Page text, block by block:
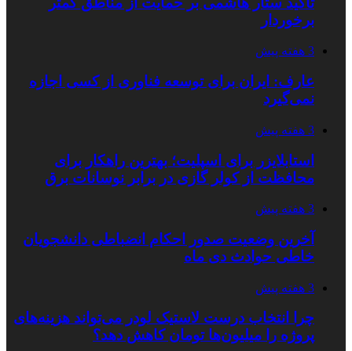
برخوردار
3 هفته پیش
عارف: ایران برای توسعه فناوری از کسی اجازه
نمی‌گیرد
3 هفته پیش
استابلایزر برای اسپلیت؛ بهترین راهکار برای
محافظت از کولر گازی در برابر نوسانات برق
3 هفته پیش
آخرین وضعیت صدور احکام انضباطی دانشجویان
خاطی حوادث دی ماه
3 هفته پیش
چرا انتخاب درست لاستیک لودر می‌تواند هزینه‌های
پروژه را میلیون‌ها تومان کاهش دهد؟